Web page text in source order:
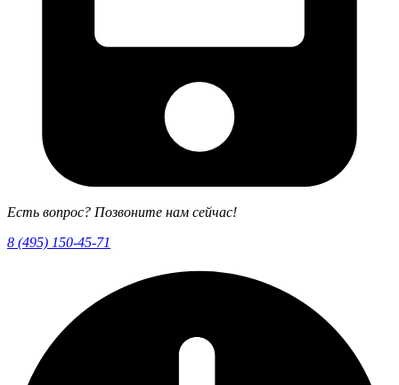
Есть вопрос? Позвоните нам сейчас!
8 (495) 150-45-71